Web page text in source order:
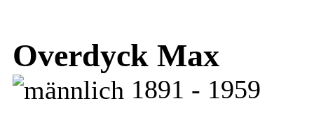
Overdyck Max
1891 - 1959